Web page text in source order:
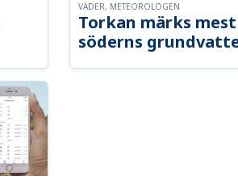
Torkan märks
söderns
VÄDER, METEOROLOGEN